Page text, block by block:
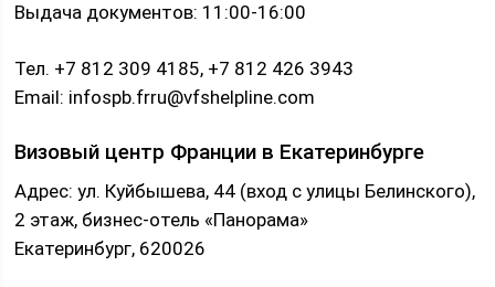
Выдача документов: 11:00-16:00
Тел. +7 812 309 4185, +7 812 426 3943
Email: infospb.frru@vfshelpline.com
Визовый центр Франции в Екатеринбурге
Адрес: ул. Куйбышева, 44 (вход с улицы Белинского),
2 этаж, бизнес-отель «Панорама»
Екатеринбург, 620026